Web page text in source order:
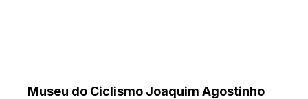
Museu do Ciclismo Joaquim Agostinho